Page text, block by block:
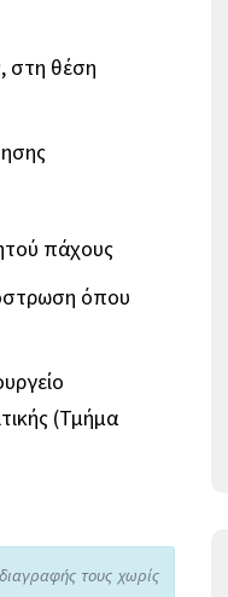
στη θέση
πάχους
όπου
(Τμήμα
τους χωρίς